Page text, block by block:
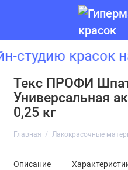
Текс ПРОФИ
Универсальная
0,25 кг
Главная Лакокрасочные
Описание